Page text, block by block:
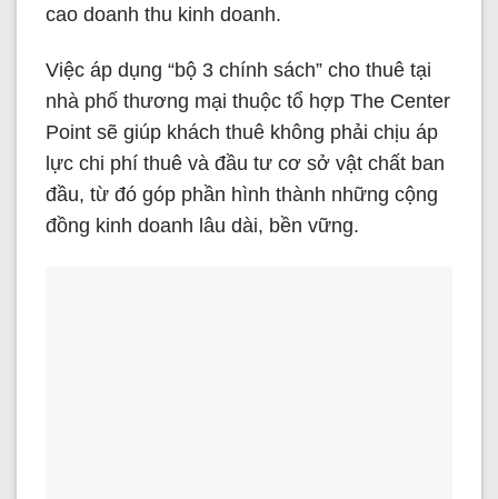
cao doanh thu kinh doanh.
Việc áp dụng “bộ 3 chính sách” cho thuê tại
nhà phố thương mại thuộc tổ hợp The Center
Point sẽ giúp khách thuê không phải chịu áp
lực chi phí thuê và đầu tư cơ sở vật chất ban
đầu, từ đó góp phần hình thành những cộng
đồng kinh doanh lâu dài, bền vững.